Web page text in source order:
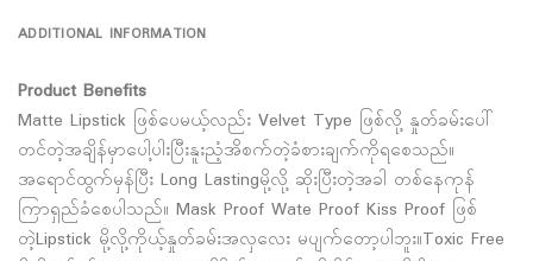
ADDITIONAL INFORMATION
Product Benefits
Matte Lipstick ဖြစ်ပေမယ့်လည်း Velvet Type ဖြစ်လို့ နှုတ်ခမ်းပေါ်
တင်တဲ့အချိန်မှာပေါ့ပါးပြီးနူးညံ့အိစက်တဲ့ခံစားချက်ကိုရစေသည်။
အရောင်ထွက်မှန်ပြီး Long Lastingမို့လို့ ဆိုးပြီးတဲ့အခါ တစ်နေကုန်
ကြာရှည်ခံစေပါသည်။ Mask Proof Wate Proof Kiss Proof ဖြစ်
တဲ့Lipstick မို့လို့ကိုယ့်နှုတ်ခမ်းအလှလေး မပျက်တော့ပါဘူး။Toxic Free